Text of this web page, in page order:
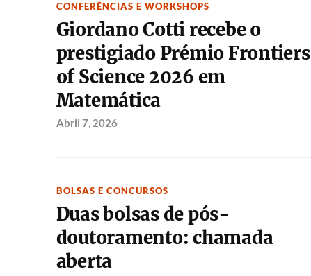
CONFERÊNCIAS E WORKSHOPS
Giordano Cotti recebe o
prestigiado Prémio Frontiers
of Science 2026 em
Matemática
Abril 7, 2026
BOLSAS E CONCURSOS
Duas bolsas de pós-
doutoramento: chamada
aberta